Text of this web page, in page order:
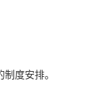
度安排。